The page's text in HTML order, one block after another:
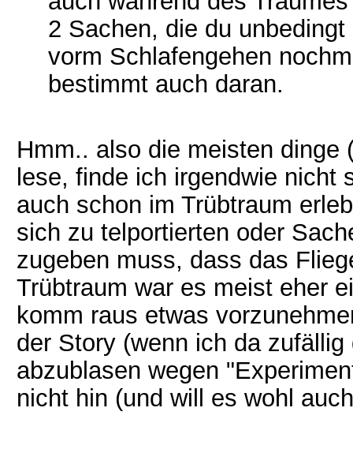
2 Sachen, die du
vorm Schlafengehen
bestimmt auch daran.
Hmm.. also die meisten dinge
lese, finde ich irgendwie nicht
auch schon im Trübtraum
sich zu telportierten oder
zugeben muss, dass das
Trübtraum war es meist eher
komm raus etwas
der Story (wenn ich da
abzublasen wegen
nicht hin (und will es wohl